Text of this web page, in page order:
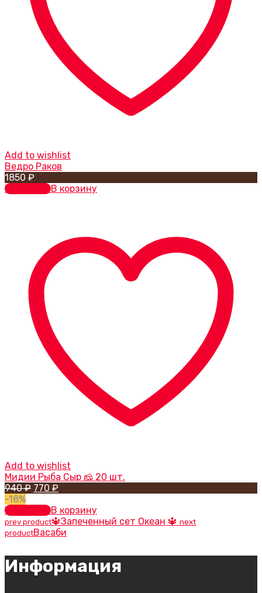
Add to wishlist
Ведро Раков
1850 ₽
В корзинуВ корзину
Add to wishlist
Мидии Рыба Сыр 🧀 20 шт.
940₽ Первоначальная
составляла
940 ₽.
770 ₽Текущая
770 ₽.
-18%
В корзинуВ корзину
prev product🔱Запеченный сет Океан 🔱 next
productВасаби
Информация